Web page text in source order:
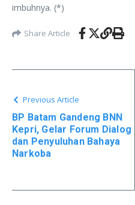
imbuhnya. (*)
Share Article
Previous Article
BP Batam Gandeng BNN
Kepri, Gelar Forum Dialog
dan Penyuluhan Bahaya
Narkoba